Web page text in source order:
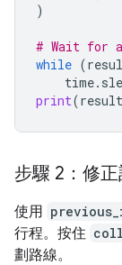
)
# Wait for
while (
time.
print(result
步驟 2：修
使用
行程。按住
劃路線。